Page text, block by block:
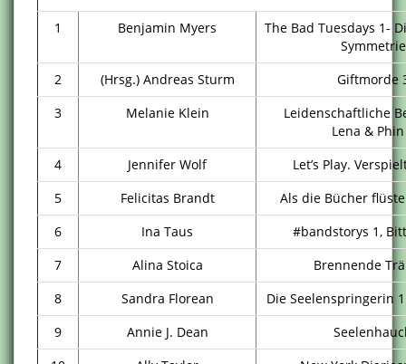
1 Benjamin Myers
The Bad Tuesdays 1-
Symmetrie
2
(Hrsg.) Andreas Sturm
Giftmorde
3
Melanie Klein
Leidenschaftliche
Lena &
4
Jennifer Wolf
Let’s Play.
5
Felicitas Brandt
Als die Bücher
6
Ina Taus
#bandstorys 1,
7
Alina Stoica
Brennende
8
Sandra Florean
Die Seelenspringerin
9
Annie J. Dean